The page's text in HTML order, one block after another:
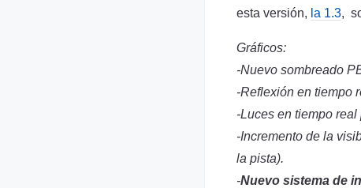
esta versión, la 1.3,
Gráficos:
-Nuevo sombreado
-Reflexión en tiempo
-Luces en tiempo
-Incremento de la
la pista).
-Nuevo sistema de